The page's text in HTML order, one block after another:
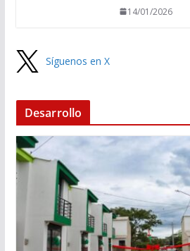
14/01/2026
Síguenos en X
Desarrollo